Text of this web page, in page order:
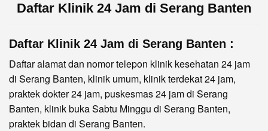
Daftar Klinik 24 Jam di Serang Banten
Daftar Klinik 24 Jam di Serang Banten :
Daftar alamat dan nomor telepon klinik kesehatan 24 jam
di Serang Banten, klinik umum, klinik terdekat 24 jam,
praktek dokter 24 jam, puskesmas 24 jam di Serang
Banten, klinik buka Sabtu Minggu di Serang Banten,
praktek bidan di Serang Banten.